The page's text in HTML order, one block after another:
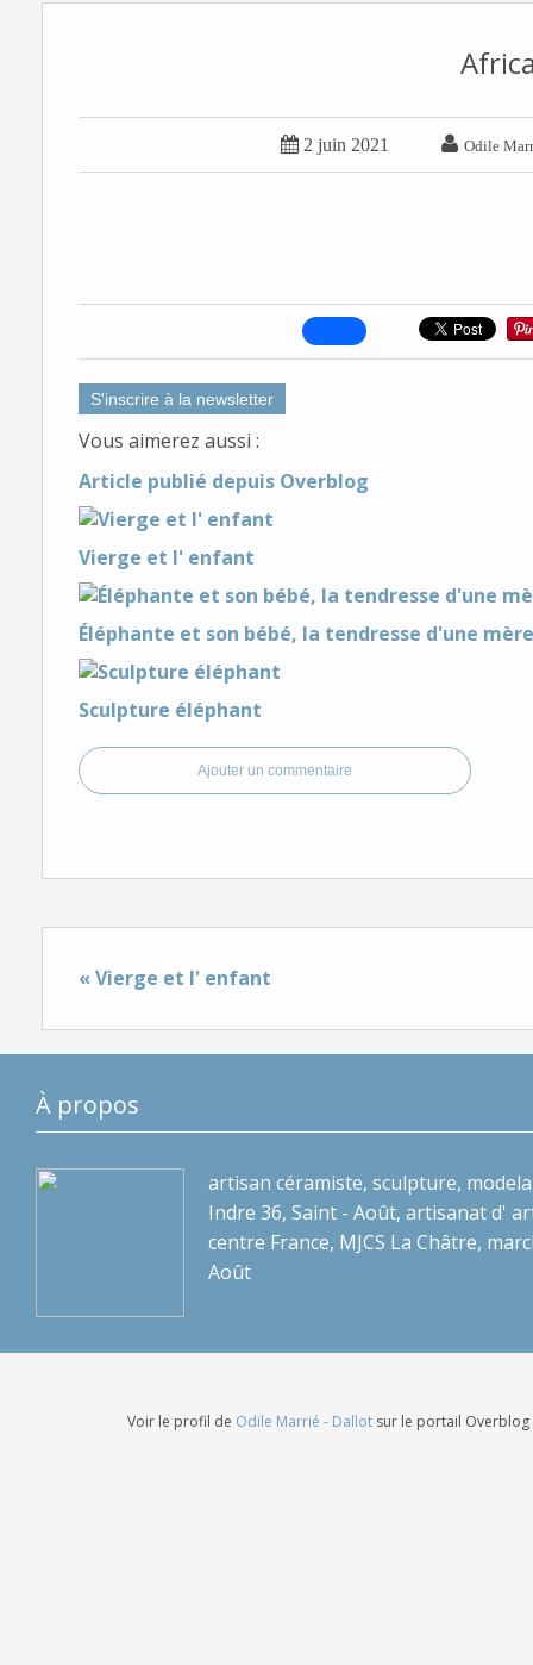
 2 juin 2021  Odile
S'inscrire à la newsletter
Vous aimerez aussi :
Article publié depuis Overblog
Vierge et l' enfant
Éléphante et son bébé, la tendresse d'une
Sculpture éléphant
Ajouter un commentaire
« Vierge et l' enfant
À propos
artisan céramiste, sculpture,
Indre 36, Saint - Août, artisanat d'
centre France, MJCS La Châtre,
Août
Voir le profil de Odile Marrié - Dallotsur le portail Overblog